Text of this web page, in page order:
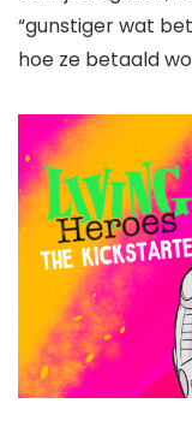
“gunstiger wat
hoe ze betaald